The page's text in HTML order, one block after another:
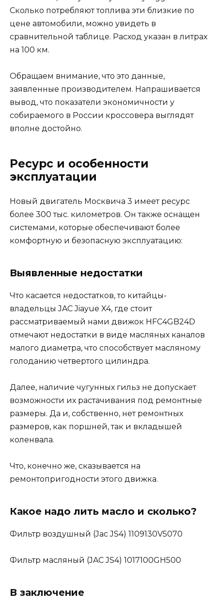
Сколько потребляют топлива эти близкие по
цене автомобили, можно увидеть в
сравнительной таблице. Расход указан в литрах
на 100 км.
Обращаем внимание, что это данные,
заявленные производителем. Напрашивается
вывод, что показатели экономичности у
собираемого в России кроссовера выглядят
вполне достойно.
Ресурс и особенности
эксплуатации
Новый двигатель Москвича 3 имеет ресурс
более 300 тыс. километров. Он также оснащен
системами, которые обеспечивают более
комфортную и безопасную эксплуатацию:
Выявленные недостатки
Что касается недостатков, то китайцы-
владельцы JAC Jiayue X4, где стоит
рассматриваемый нами движок HFC4GB24D
отмечают недостатки в виде масляных каналов
малого диаметра, что способствует масляному
голоданию четвертого цилиндра.
Далее, наличие чугунных гильз не допускает
возможности их растачивания под ремонтные
размеры. Да и, собственно, нет ремонтных
размеров, как поршней, так и вкладышей
коленвала.
Что, конечно же, сказывается на
ремонтопригодности этого движка.
Какое надо лить масло и сколько?
Фильтр воздушный (Jac JS4) 1109130V5070
Фильтр масляный (JAC JS4) 1017100GH500
В заключение